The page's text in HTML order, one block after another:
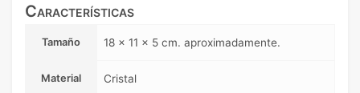
Características
Tamaño 18 x 11 x 5 cm. aproximadamente.
Material Cristal